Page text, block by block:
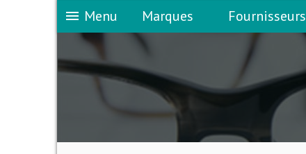
menu Menu Marques Fournisseurs